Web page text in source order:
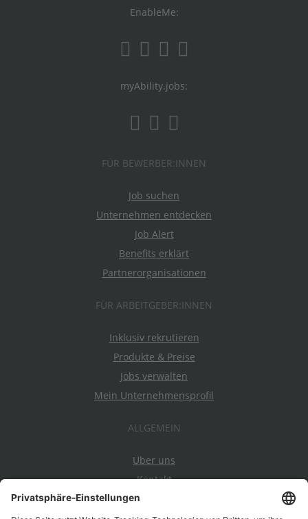
EnableMe:
myAbility.jobs:
FÜR BEWERBER:INNEN
Job suchen
Unternehmen entdecken
Job Alert
Benefits erklärt
Partnerorganisationen
FÜR ARBEITGEBER:INNEN
Inklusiv rekrutieren
Produkte & Preise
Jobs verwalten
Mein Unternehmensprofil
ALLGEMEIN
Über uns
Kontakt
Datenschutz